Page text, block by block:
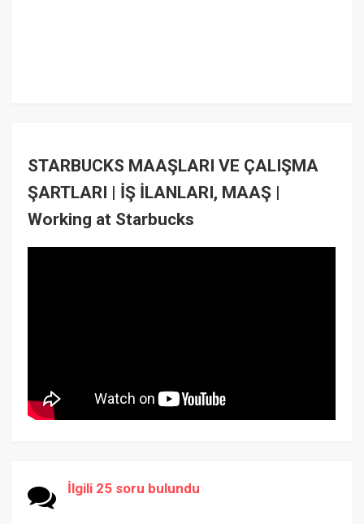
STARBUCKS MAAŞLARI VE ÇALIŞMA
ŞARTLARI | İŞ İLANLARI, MAAŞ |
Working at Starbucks
İlgili 25 soru bulundu